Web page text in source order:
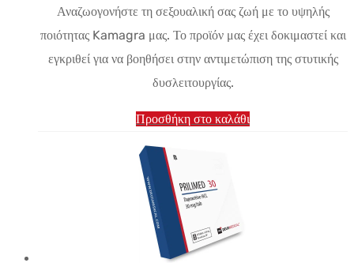
$41.53.τιμή
είναι:
$28.84.
Αναζωογονήστε τη σεξουαλική σας ζωή με το υψηλής
ποιότητας Kamagra μας. Το προϊόν μας έχει δοκιμαστεί και
εγκριθεί για να βοηθήσει στην αντιμετώπιση της στυτικής
δυσλειτουργίας.
Προσθήκη στο καλάθι